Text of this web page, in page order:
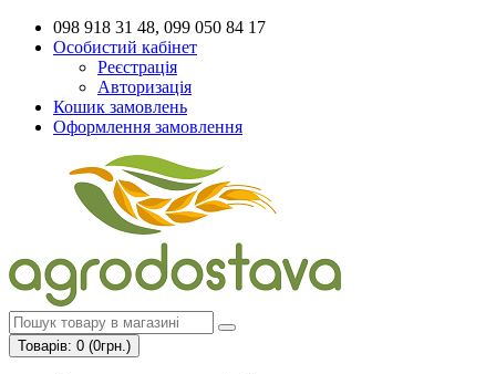
098 918 31 48, 099 050 84 17
Особистий кабінет
Реєстрація
Авторизація
Кошик замовлень
Оформлення замовлення
Товарів: 0 (0грн.)